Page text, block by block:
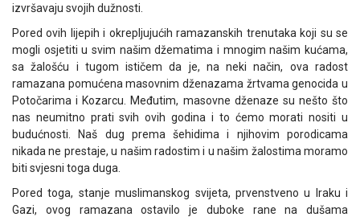
izvršavaju svojih dužnosti.
Pored ovih lijepih i okrepljujućih ramazanskih trenutaka koji su se
mogli osjetiti u svim našim džematima i mnogim našim kućama,
sa žalošću i tugom ističem da je, na neki način, ova radost
ramazana pomućena masovnim dženazama žrtvama genocida u
Potočarima i Kozarcu. Međutim, masovne dženaze su nešto što
nas neumitno prati svih ovih godina i to ćemo morati nositi u
budućnosti. Naš dug prema šehidima i njihovim porodicama
nikada ne prestaje, u našim radostim i u našim žalostima moramo
biti svjesni toga duga.
Pored toga, stanje muslimanskog svijeta, prvenstveno u Iraku i
Gazi, ovog ramazana ostavilo je duboke rane na dušama